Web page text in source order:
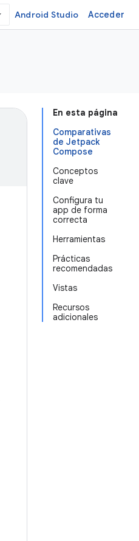
Android Studio Acceder
En esta página
Comparativas
de Jetpack
Compose
Conceptos
clave
Configura tu
app de forma
correcta
Herramientas
Prácticas
recomendadas
Vistas
Recursos
adicionales